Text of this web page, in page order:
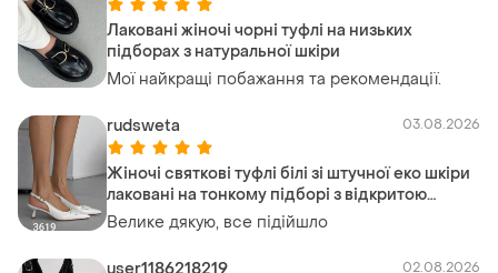
Лаковані жіночі чорні туфлі на низьких
підборах з натуральної шкіри
Мої найкращі побажання та рекомендації.
rudsweta 03.08.2026
Жіночі святкові туфлі білі зі штучної еко шкіри
лаковані на тонкому підборі з відкритою
п'ятою з гострим носком слінгбеки з ремінцем
Велике дякую, все підійшло
02.08.2026